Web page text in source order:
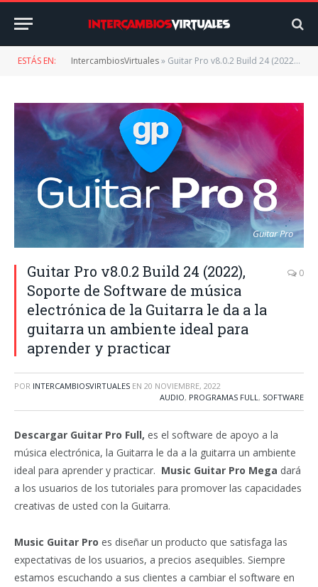
ESTÁS EN: IntercambiosVirtuales» Guitar Pro v8.0.2 Build 24 (2022), Soporte de Software de música electrónica de la Guitarra le da a la guitarra un ambiente ideal para aprender y practicar
Guitar Pro
Guitar Pro v8.0.2 Build 24 (2022),
Soporte de Software de música
electrónica de la Guitarra le da a la
guitarra un ambiente ideal para
aprender y practicar
0
POR INTERCAMBIOSVIRTUALES EN 20 NOVIEMBRE, 2022
AUDIO, PROGRAMAS FULL, SOFTWARE
Descargar Guitar Pro Full, es el software de apoyo a la
música electrónica, la Guitarra le da a la guitarra un ambiente
ideal para aprender y practicar. Music Guitar Pro Mega dará
a los usuarios de los tutoriales para promover las capacidades
creativas de usted con la Guitarra.
Music Guitar Pro es diseñar un producto que satisfaga las
expectativas de los usuarios, a precios asequibles. Siempre
estamos escuchando a sus clientes a cambiar el software en